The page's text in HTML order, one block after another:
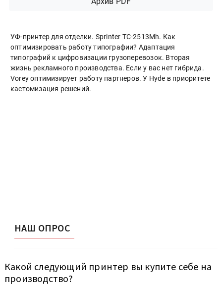
УФ-принтер для отделки. Sprinter ТС-2513Mh. Как
оптимизировать работу типографии? Адаптация
типографий к цифровизации грузоперевозок. Вторая
жизнь рекламного производства. Если у вас нет гибрида.
Vorey оптимизирует работу партнеров. У Hyde в приоритете
кастомизация решений.
НАШ ОПРОС
Какой следующий принтер вы купите себе на
производство?